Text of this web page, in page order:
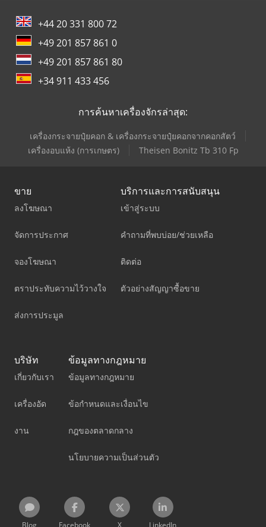
+44 20 331 800 72
+49 201 857 861 0
+49 201 857 861 80
+34 911 433 456
การค้นหาเครื่องจักรล่าสุด:
เครื่องกระจายปุ๋ยคอก & เครื่องกระจายปุ๋ยคอกจากคอกสัตว์
เครื่องอบแห้ง (การเกษตร)
Theisen Bonitz Tb 310 Fp
ขาย
ลงโฆษณา
จัดการประกาศ
จองโฆษณา
ตราประทับความไว้วางใจ
ส่งการประมูล
บริการและการสนับสนุน
เข้าสู่ระบบ
คำถามที่พบบ่อย/ช่วยเหลือ
ติดต่อ
ตัวอย่างสัญญาซื้อขาย
บริษัท
เกี่ยวกับเรา
เครื่องอัด
งาน
ข้อมูลทางกฎหมาย
ข้อมูลทางกฎหมาย
ข้อกำหนดและเงื่อนไข
กฎของตลาดกลาง
นโยบายความเป็นส่วนตัว